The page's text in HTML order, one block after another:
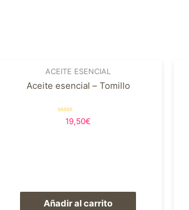
ACEITE ESENCIAL
Aceite esencial – Tomillo
Valorado
19,50€
Añadir al carrito